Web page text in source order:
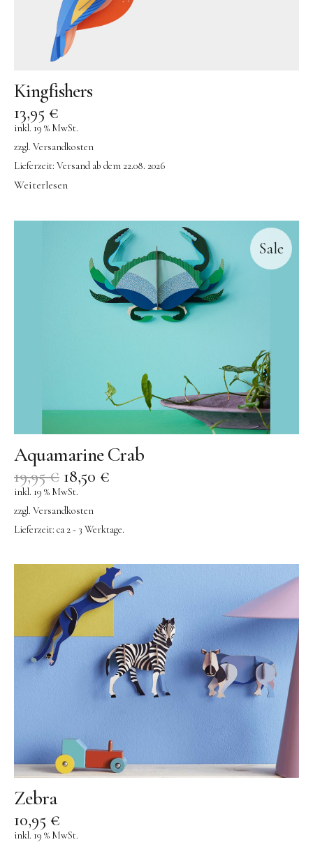
Kingfishers
13,95 €
inkl. 19 % MwSt.
zzgl. Versandkosten
Lieferzeit: Versand ab dem 22.08. 2026
Weiterlesen
Sale
Aquamarine Crab
19,95€ 18,50 €
inkl. 19 % MwSt.
zzgl. Versandkosten
Lieferzeit: ca 2 - 3 Werktage.
Zebra
10,95 €
inkl. 19 % MwSt.